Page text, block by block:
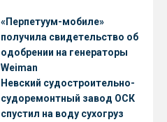
«Перпетуум-мобиле»
получила свидетельство об
одобрении на генераторы
Weiman
Невский судостроительно-
судоремонтный завод ОСК
спустил на воду сухогруз